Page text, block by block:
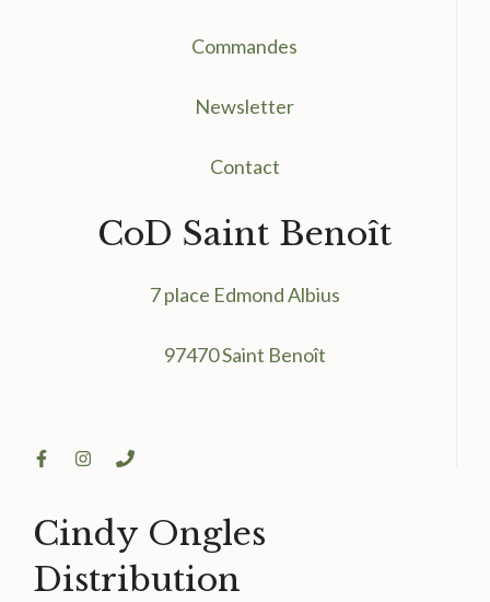
Commandes
Newsletter
Contact
CoD Saint Benoît
7 place Edmond Albius
97470 Saint Benoît
Cindy Ongles
Distribution